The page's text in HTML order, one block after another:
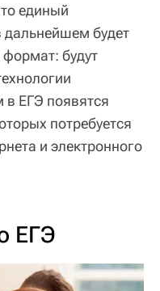
единый
дальнейшем будет
будут
в ЕГЭ появятся
потребуется
и электронного
ЕГЭ